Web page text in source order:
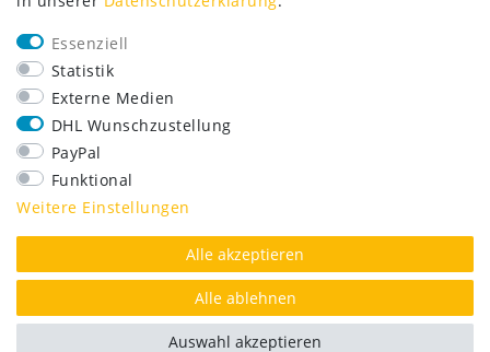
Lieferung nur 2,95 €
Rücksendung kostenfrei
14 Tage Rückgaberecht
Kurze Lieferzeit
FOLGE UNS
Essenziell
Statistik
Externe Medien
DHL Wunschzustellung
PayPal
Funktional
Weitere Einstellungen
Alle akzeptieren
Alle ablehnen
Auswahl akzeptieren